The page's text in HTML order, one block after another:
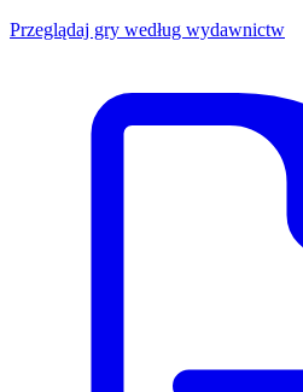
Przeglądaj gry według wydawnictw